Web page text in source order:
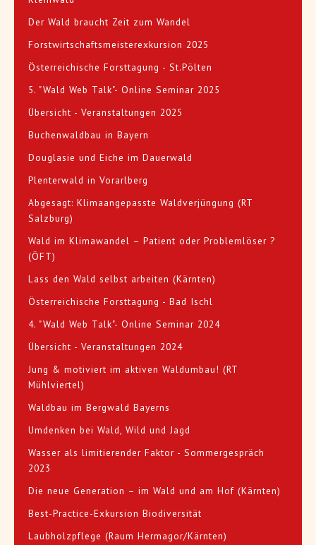
Der Wald braucht Zeit zum Wandel
Forstwirtschaftsmeisterexkursion 2025
Österreichische Forsttagung - St.Pölten
5. "Wald Web Talk"- Online Seminar 2025
Übersicht - Veranstaltungen 2025
Buchenwaldbau in Bayern
Douglasie und Eiche im Dauerwald
Plenterwald in Vorarlberg
Abgesagt: Klimaangepasste Waldverjüngung (RT
Salzburg)
Wald im Klimawandel – Patient oder Problemlöser ?
(ÖFT)
Lass den Wald selbst arbeiten (Kärnten)
Österreichische Forsttagung - Bad Ischl
4. "Wald Web Talk"- Online Seminar 2024
Übersicht - Veranstaltungen 2024
Jung & motiviert im aktiven Waldumbau! (RT
Mühlviertel)
Waldbau im Bergwald Bayerns
Umdenken bei Wald, Wild und Jagd
Wasser als limitierender Faktor - Sommergespräch
2023
Die neue Generation – im Wald und am Hof (Kärnten)
Best-Practice-Exkursion Biodiversität
Laubholzpflege (Raum Hermagor/Kärnten)